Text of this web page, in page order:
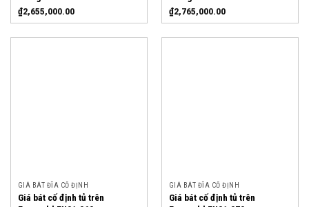
₫2,655,000.00
₫2,765,000.00
GIÁ BÁT ĐĨA CỐ ĐỊNH
Giá bát cố định tủ trên
GIÁ BÁT ĐĨA CỐ ĐỊNH
Giá bát cố định tủ trên